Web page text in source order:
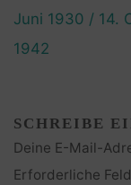
Juni 1930 / 14.
1942
SCHREIBE
Deine E-Mail-
Erforderliche